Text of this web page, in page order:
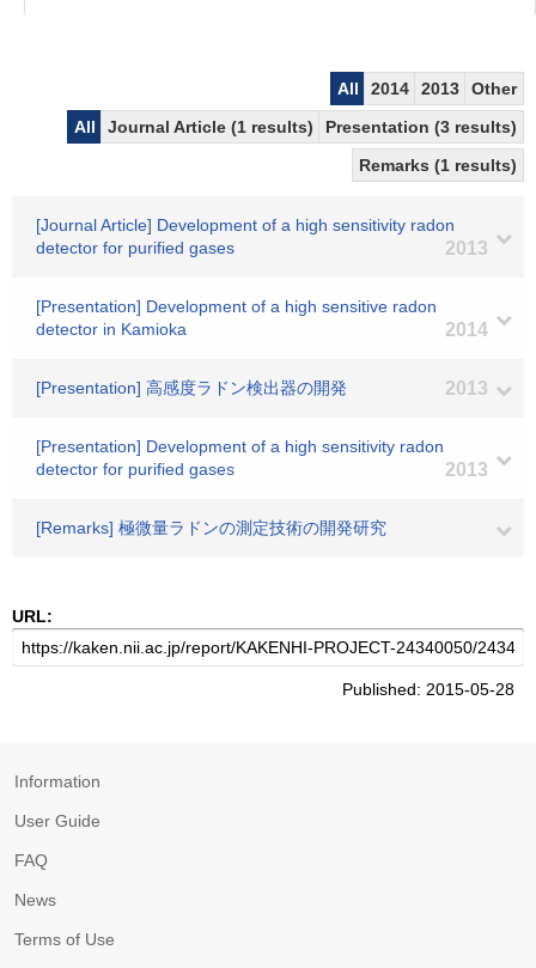
All 2014 2013
Other
All
Journal Article (1 results)
Presentation (3 results)
Remarks (1 results)
[Journal Article] Development of a high sensitivity radon
detector for purified gases
2013
[Presentation] Development of a high sensitive radon
detector in Kamioka
2014
[Presentation] 高感度ラドン検出器の開発 2013
[Presentation] Development of a high sensitivity radon
detector for purified gases
2013
[Remarks] 極微量ラドンの測定技術の開発研究
URL:
Published: 2015-05-28
Information
User Guide
FAQ
News
Terms of Use